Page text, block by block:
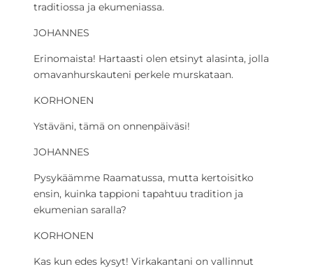
traditiossa ja ekumeniassa.
JOHANNES
Erinomaista! Hartaasti olen etsinyt alasinta, jolla
omavanhurskauteni perkele murskataan.
KORHONEN
Ystäväni, tämä on onnenpäiväsi!
JOHANNES
Pysykäämme Raamatussa, mutta kertoisitko
ensin, kuinka tappioni tapahtuu tradition ja
ekumenian saralla?
KORHONEN
Kas kun edes kysyt! Virkakantani on vallinnut